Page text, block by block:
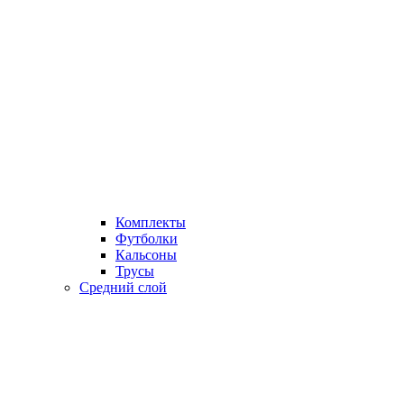
Комплекты
Футболки
Кальсоны
Трусы
Средний слой